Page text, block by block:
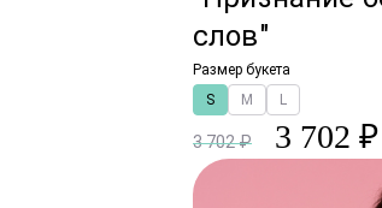
слов"
Размер букета
S
M L
3 702 ₽ 3 702 ₽